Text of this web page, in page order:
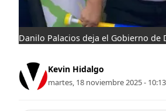
Danilo Palacios deja el Gobierno de
Kevin Hidalgo
martes, 18 noviembre 2025 - 10:13